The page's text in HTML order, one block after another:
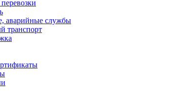
аварийные службы
транспорт